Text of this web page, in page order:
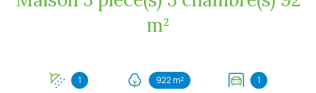
m²
1 922 m² 1